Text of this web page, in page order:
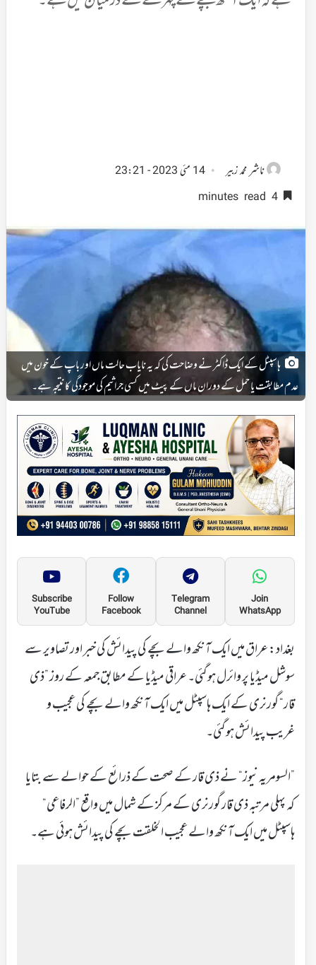
ناشرمحمد زبیر
14 مئی 2023 - 23:21
4 minutes read
ہاسپٹل کے ایک ڈاکٹر نے وضاحت کی کہ یہ نایاب حالت ماں اور باپ کے خون میں
عدم مطابقت یا حمل کے دوران ماں کے پیٹ میں کسی جراثیم کی موجودگی کا نتیجہ ہے۔
Join
WhatsApp
Telegram
Channel
Follow
Facebook
Subscribe
YouTube
بغداد: عراق میں ایک آنکھ والے بچے کی پیدائش کی خبر اور تصاویر سے
سوشل میڈیا پر وائرل ہوگئی۔ عراقی میڈیا کے مطابق جمعہ کے روز ”ذی
قار“ گورنری کے ایک ہاسپٹل میں ایک آنکھ والے بچے کی عجیب و
غریب پیدائش ہوگئی۔
”السومریہ نیوز“ نے ذی قار کے صحت کے ذرائع کے حوالے سے بتایا
کہ پہلی مرتبہ ذی قار گورنری کے مرکز کے شمال میں واقع ”الرفاعی“
ہاسپٹل میں ایک آنکھ والے عجیب الخلقت بچے کی پیدائش ہوئی ہے۔